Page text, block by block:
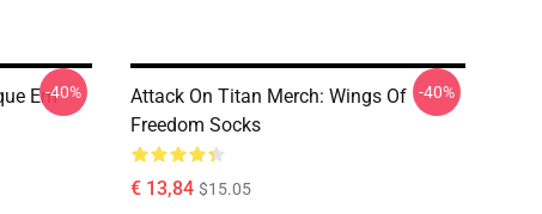
Em-40%
Attack On Titan Merch: Wings Of
Freedom Socks
€ 13,84 $15.05
-40%